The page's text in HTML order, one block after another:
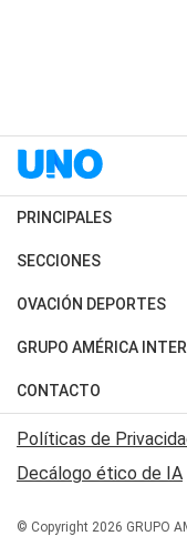
PRINCIPALES
Últimas Noticias
Política
Judiciales
Economia
SECCIONES
Horóscopo
Motores
Trucos caseros
Series y Películas
Edictos y Solicitadas
OVACIÓN DEPORTES
Fútbol
Mundial
Automovilismo
Rugby
Básquet
GRUPO AMÉRICA
Canal 7 en Vivo
San Juan 8
CONTACTO
Acerca de Nosotros
Contactanos
Políticas de
Decálogo ético de IA
© Copyright 2026 GRUPO